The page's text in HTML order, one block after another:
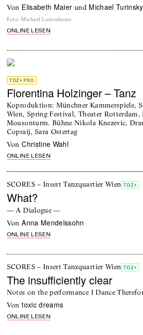
von Elisabeth Maier und Michael Turinsky
Foto: Michael Loizenbauer
ONLINE LESEN
TDZ+ PRO
Florentina Holzinger – Tanz
Koproduktion: Münchner Kammerspiele,
Wien, Spring Festival, Theater Rotterdam,
Mousonturm. Bühne Nikola Knezevic,
Copraij, Sara Ostertag
von Christine Wahl
ONLINE LESEN
SCORES – Insert Tanzquartier Wien TDZ+
What?
— A Dialogue —
von Anna Mendelssohn
ONLINE LESEN
SCORES – Insert Tanzquartier Wien TDZ+
The insufficiently clear
Notes on the performance I Dance
von toxic dreams
ONLINE LESEN